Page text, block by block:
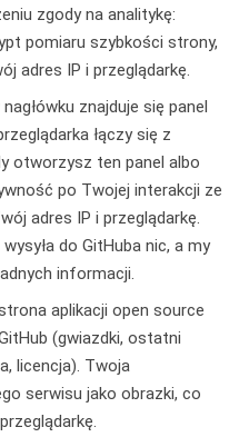
zgody na analitykę:
pomiaru szybkości strony,
adres IP i przeglądarkę.
znajduje się panel
łączy się z
otworzysz ten panel albo
po Twojej interakcji ze
adres IP i przeglądarkę.
do GitHuba nic, a my
informacji.
aplikacji open source
(gwiazdki, ostatni
licencja). Twoja
serwisu jako obrazki, co